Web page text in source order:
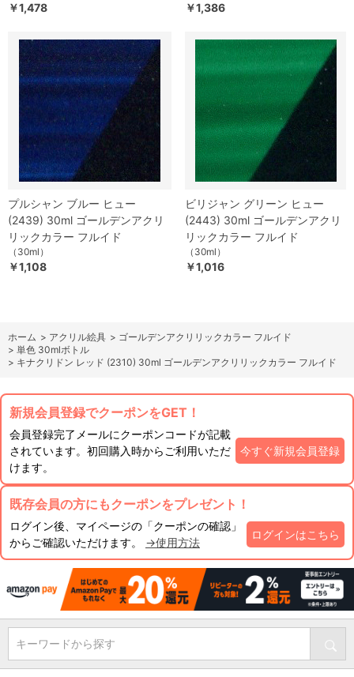
￥1,478 ￥1,386
プルシャン ブルー ヒュー
(2439) 30ml ゴールデンアクリ
リックカラー フルイド
（30ml）
￥1,108
ビリジャン グリーン ヒュー
(2443) 30ml ゴールデンアクリ
リックカラー フルイド
（30ml）
￥1,016
ホーム > アクリル絵具 > ゴールデンアクリリックカラー フルイド
> 単色 30mlボトル
> キナクリドン レッド (2310) 30ml ゴールデンアクリリックカラー フルイド
新規会員登録でクーポンをGET！
会員登録完了メールにクーポンコードが記載
されています。初回購入時からご利用いただ
けます。
今すぐ新規会員登録
既存会員の方にもクーポンをプレゼント！
ログイン後、マイページの「クーポンの確認」
からご確認いただけます。 →使用方法
ログインはこちら
キーワードから探す